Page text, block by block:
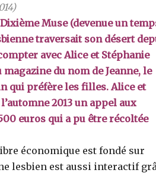
Muse (devenue un
traversait son désert
avec Alice et Stéphanie
du nom de Jeanne, le
qui préfère les filles. Alice et
2013 un appel aux
euros qui a pu être récoltée
économique est fondé sur
lesbien est aussi interactif